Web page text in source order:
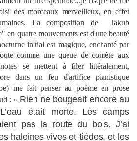
des morceaux merveilleux, en effet
La composition de Jakub
quatre mouvements est d'une beauté
initial est magique, enchanté par
comme une queue de comète aux
se mettent à filer littéralement,
dans un feu d'artifice pianistique
me fait penser au poème en prose
: « Rien ne bougeait encore au
était morte. Les camps
pas la route du bois. J’ai
haleines vives et tièdes, et les